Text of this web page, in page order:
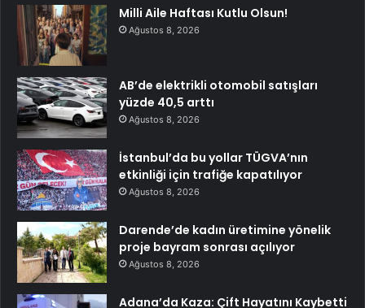
Milli Aile Haftası Kutlu Olsun!
Ağustos 8, 2026
AB’de elektrikli otomobil satışları
yüzde 40,5 arttı
Ağustos 8, 2026
İstanbul’da bu yollar TÜGVA’nın
etkinliği için trafiğe kapatılıyor
Ağustos 8, 2026
Darende’de kadın üretimine yönelik
proje bayram sonrası açılıyor
Ağustos 8, 2026
Adana’da Kaza: Çift Hayatını Kaybetti